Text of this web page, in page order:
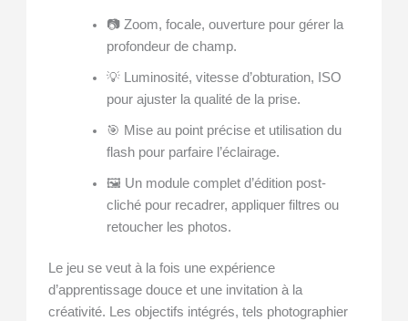
📷 Zoom, focale, ouverture pour gérer la
profondeur de champ.
💡 Luminosité, vitesse d’obturation, ISO
pour ajuster la qualité de la prise.
🎯 Mise au point précise et utilisation du
flash pour parfaire l’éclairage.
🖼️ Un module complet d’édition post-
cliché pour recadrer, appliquer filtres ou
retoucher les photos.
Le jeu se veut à la fois une expérience
d’apprentissage douce et une invitation à la
créativité. Les objectifs intégrés, tels photographier